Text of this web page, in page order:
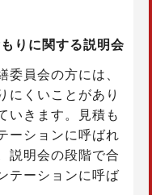
りに関する説明会
員会の方には、
にくいことがあり
いきます。見積も
ーションに呼ばれ
説明会の段階で合
テーションに呼ば